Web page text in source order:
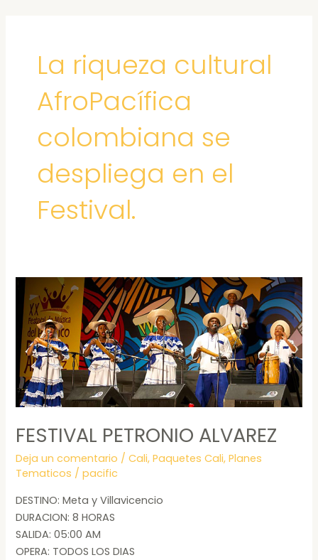
La riqueza cultural
AfroPacífica
colombiana se
despliega en el
Festival.
FESTIVAL PETRONIO ALVAREZ
Deja un comentario /Cali,Paquetes Cali,Planes
Tematicos /pacific
DESTINO: Meta y Villavicencio
DURACION: 8 HORAS
SALIDA: 05:00 AM
OPERA: TODOS LOS DIAS
FESTIVAL
PETRONIO
ALVAREZ